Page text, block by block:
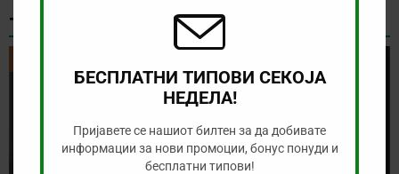
ТИКЕТ НА ДЕНОТ
БЕСПЛАТНИ ТИПОВИ СЕКОЈА
НЕДЕЛА!
Пријавете се нашиот билтен за да добивате
информации за нови промоции, бонус понуди и
бесплатни типови!